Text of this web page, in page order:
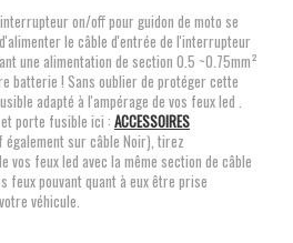
on/off pour guidon de moto se
le câble d'entrée de l'interrupteur
une alimentation de section 0.5 ~0.75mm²
batterie ! Sans oublier de protéger cette
adapté à l'ampérage de vos feux led .
porte fusible ici :ACCESSOIRES
sur câble Noir), tirez
vos feux led avec la même section de câble
feux pouvant quant à eux être prise
véhicule.